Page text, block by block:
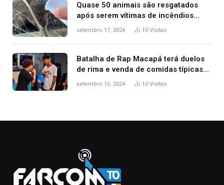
Quase 50 animais são resgatados
após serem vítimas de incêndios
florestais no Tocantins
setembro 17, 2024 10 Visitas
Batalha de Rap Macapá terá duelos
de rima e venda de comidas típicas
no Mercado Central
setembro 16, 2024 10 Visitas